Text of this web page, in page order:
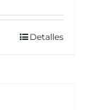
Detalles